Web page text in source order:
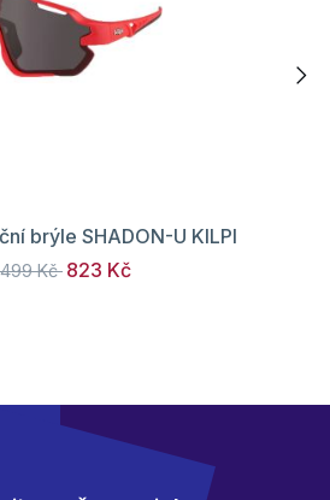
brýle SHADON-U KILPI
499 Kč 823 Kč